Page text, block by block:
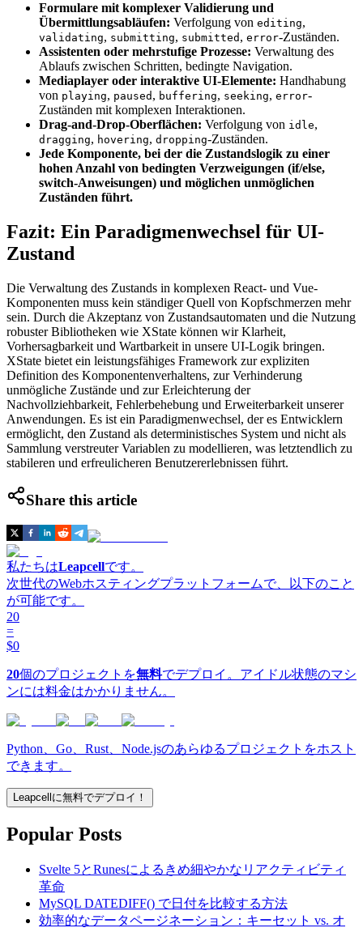
Formulare mit komplexer Validierung und
Übermittlungsabläufen: Verfolgung von editing,
validating, submitting, submitted , error-Zuständen.
Assistenten oder mehrstufige Prozesse: Verwaltung des
Ablaufs zwischen Schritten, bedingte Navigation.
Mediaplayer oder interaktive UI-Elemente: Handhabung
von playing, paused , buffering, seeking, error-
Zuständen mit komplexen Interaktionen.
Drag-and-Drop-Oberflächen: Verfolgung von idle,
dragging, hovering, dropping-Zuständen.
Jede Komponente, bei der die Zustandslogik zu einer
hohen Anzahl von bedingten Verzweigungen (if/else,
switch-Anweisungen) und möglichen unmöglichen
Zuständen führt.
Fazit: Ein Paradigmenwechsel für UI-
Zustand
Die Verwaltung des Zustands in komplexen React- und Vue-
Komponenten muss kein ständiger Quell von Kopfschmerzen mehr
sein. Durch die Akzeptanz von Zustandsautomaten und die Nutzung
robuster Bibliotheken wie XState können wir Klarheit,
Vorhersagbarkeit und Wartbarkeit in unsere UI-Logik bringen.
XState bietet ein leistungsfähiges Framework zur expliziten
Definition des Komponentenverhaltens, zur Verhinderung
unmögliche Zustände und zur Erleichterung der
Nachvollziehbarkeit, Fehlerbehebung und Erweiterbarkeit unserer
Anwendungen. Es ist ein Paradigmenwechsel, der es Entwicklern
ermöglicht, den Zustand als deterministisches System und nicht als
Sammlung verstreuter Variablen zu modellieren, was letztendlich zu
stabileren und erfreulicheren Benutzererlebnissen führt.
Share this article
私たちはLeapcellです。
次世代のWebホスティングプラットフォームで、以下のこと
が可能です。
20
=
$0
20個のプロジェクトを無料でデプロイ。アイドル状態のマシ
ンには料金はかかりません。
Python、Go、Rust、Node.jsのあらゆるプロジェクトをホスト
できます。
Leapcellに無料でデプロイ！
Popular Posts
Svelte 5とRunesによるきめ細やかなリアクティビティ
革命
MySQL DATEDIFF() で日付を比較する方法
効率的なデータページネーション：キーセット vs. オ